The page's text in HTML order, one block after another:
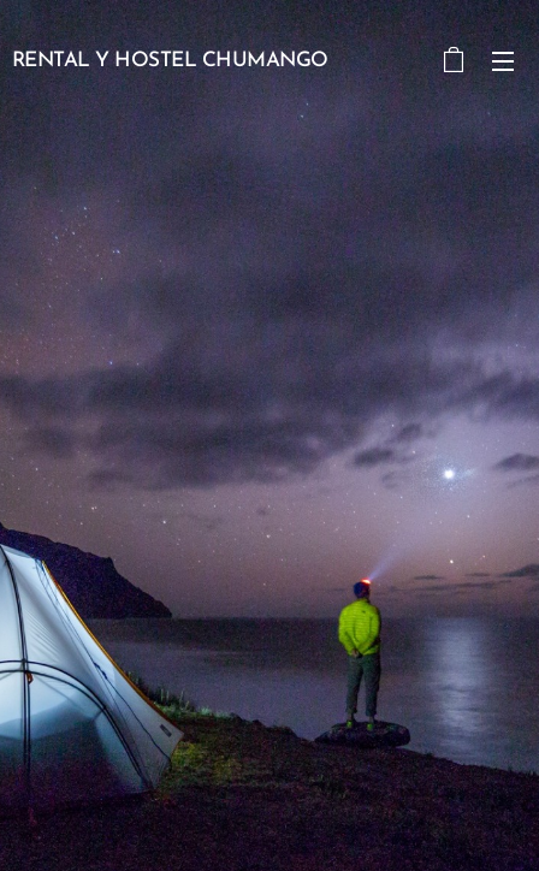
RENTAL Y HOSTEL CHUMANGO